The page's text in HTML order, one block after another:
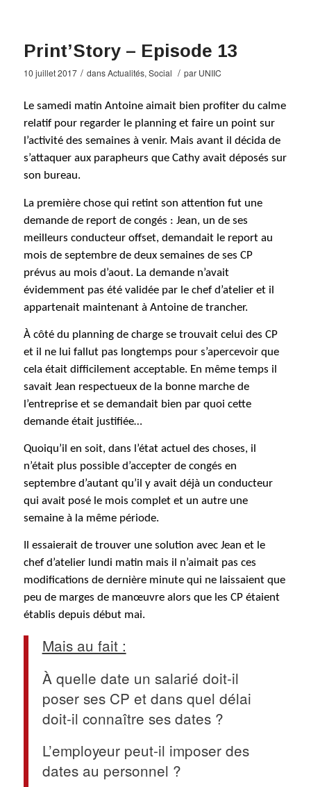
Print’Story – Episode 13
10 juillet 2017 / dansActualités, Social / par UNIIC
Le samedi matin Antoine aimait bien profiter du calme
relatif pour regarder le planning et faire un point sur
l’activité des semaines à venir. Mais avant il décida de
s’attaquer aux parapheurs que Cathy avait déposés sur
son bureau.
La première chose qui retint son attention fut une
demande de report de congés : Jean, un de ses
meilleurs conducteur offset, demandait le report au
mois de septembre de deux semaines de ses CP
prévus au mois d’aout. La demande n’avait
évidemment pas été validée par le chef d’atelier et il
appartenait maintenant à Antoine de trancher.
À côté du planning de charge se trouvait celui des CP
et il ne lui fallut pas longtemps pour s’apercevoir que
cela était difficilement acceptable. En même temps il
savait Jean respectueux de la bonne marche de
l’entreprise et se demandait bien par quoi cette
demande était justifiée…
Quoiqu’il en soit, dans l’état actuel des choses, il
n’était plus possible d’accepter de congés en
septembre d’autant qu’il y avait déjà un conducteur
qui avait posé le mois complet et un autre une
semaine à la même période.
Il essaierait de trouver une solution avec Jean et le
chef d’atelier lundi matin mais il n’aimait pas ces
modifications de dernière minute qui ne laissaient que
peu de marges de manœuvre alors que les CP étaient
établis depuis début mai.
Mais au fait :
À quelle date un salarié doit-il
poser ses CP et dans quel délai
doit-il connaître ses dates ?
L’employeur peut-il imposer des
dates au personnel ?